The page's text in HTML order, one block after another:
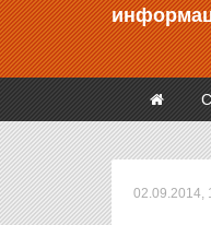
02.09.2014,